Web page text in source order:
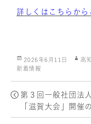
詳しくはこちらから
Posted
on
2026年6月11日 高
新着情報
第３回一般社団法
「滋賀大会」開催